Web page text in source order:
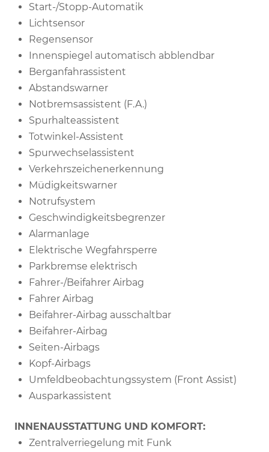
Start-/Stopp-Automatik
Lichtsensor
Regensensor
Innenspiegel automatisch abblendbar
Berganfahrassistent
Abstandswarner
Notbremsassistent (F.A.)
Spurhalteassistent
Totwinkel-Assistent
Spurwechselassistent
Verkehrszeichenerkennung
Müdigkeitswarner
Notrufsystem
Geschwindigkeitsbegrenzer
Alarmanlage
Elektrische Wegfahrsperre
Parkbremse elektrisch
Fahrer-/Beifahrer Airbag
Fahrer Airbag
Beifahrer-Airbag ausschaltbar
Beifahrer-Airbag
Seiten-Airbags
Kopf-Airbags
Umfeldbeobachtungssystem (Front Assist)
Ausparkassistent
INNENAUSSTATTUNG UND KOMFORT:
Zentralverriegelung mit Funk